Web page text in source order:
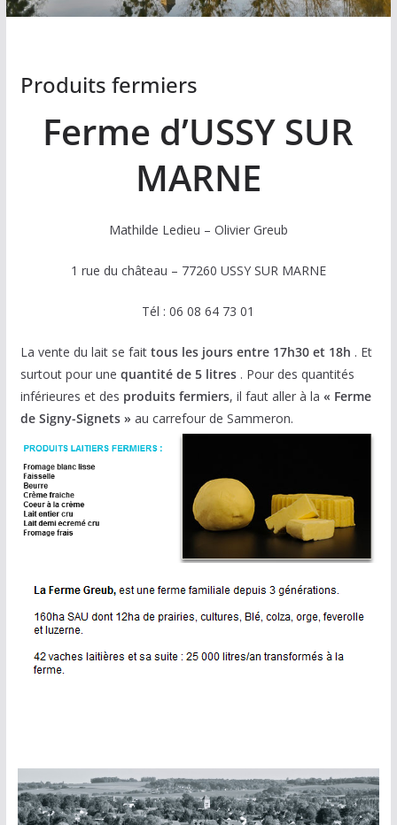
Produits fermiers
Ferme d’USSY SUR
MARNE
Mathilde Ledieu – Olivier Greub
1 rue du château – 77260 USSY SUR MARNE
Tél : 06 08 64 73 01
La vente du lait se fait tous les jours entre 17h30 et 18h . Et
surtout pour une quantité de 5 litres. Pour des quantités
inférieures et des produits fermiers, il faut aller à la « Ferme
de Signy-Signets » au carrefour de Sammeron.